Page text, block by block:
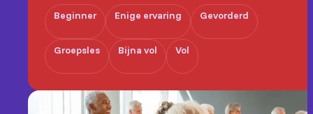
Beginner Enige ervaring Gevorderd
Groepsles Bijna vol Vol